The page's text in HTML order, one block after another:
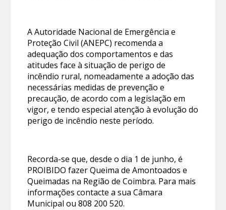
A Autoridade Nacional de Emergência e
Proteção Civil (ANEPC) recomenda a
adequação dos comportamentos e das
atitudes face à situação de perigo de
incêndio rural, nomeadamente a adoção das
necessárias medidas de prevenção e
precaução, de acordo com a legislação em
vigor, e tendo especial atenção à evolução do
perigo de incêndio neste período.
Recorda-se que, desde o dia 1 de junho, é
PROIBIDO fazer Queima de Amontoados e
Queimadas na Região de Coimbra. Para mais
informações contacte a sua Câmara
Municipal ou 808 200 520.